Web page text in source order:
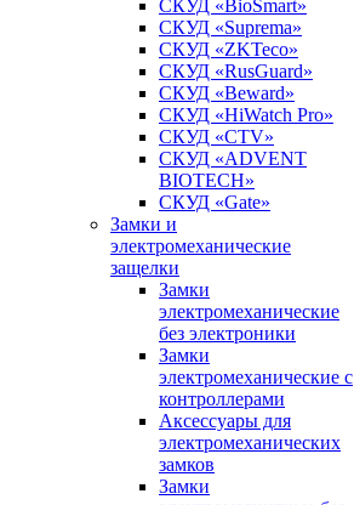
СКУД «BioSmart»
СКУД «Suprema»
СКУД «ZKTeco»
СКУД «RusGuard»
СКУД «Beward»
СКУД «HiWatch Pro»
СКУД «CTV»
СКУД «ADVENT
BIOTECH»
СКУД «Gate»
Замки и
электромеханические
защелки
Замки
электромеханические
без электроники
Замки
электромеханические с
контроллерами
Аксессуары для
электромеханических
замков
Замки